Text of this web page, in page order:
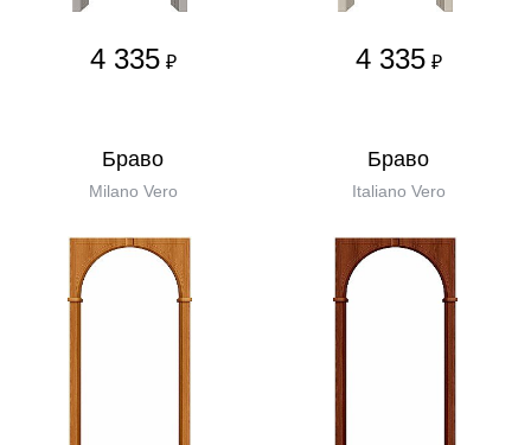
4 335 ₽ 4 335 ₽
Бравo
Milano Vero
Бравo
Italiano Vero